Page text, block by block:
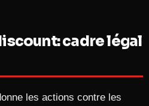
cadre légal
les actions contre les